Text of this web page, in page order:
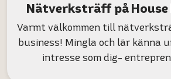
Nätverksträff på House
Varmt välkommen till
business! Mingla och lär känna
intresse som dig-